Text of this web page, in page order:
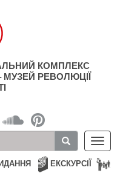
КОМПЛЕКС
МУЗЕЙ РЕВОЛЮЦІЇ
ЕКСКУРСІЇ